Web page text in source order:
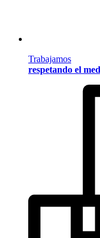
Trabajamos
respetando el